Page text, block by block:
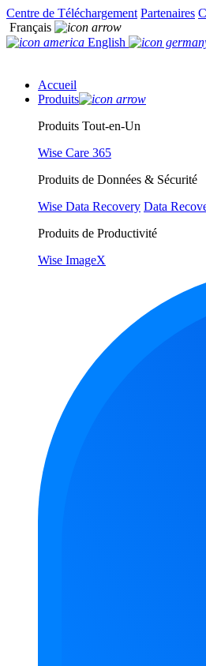
Centre de Téléchargement Partenaires
Français
English
Accueil
Produits
Produits Tout-en-Un
Wise Care 365
Produits de Données & Sécurité
Wise Data Recovery Data
Produits de Productivité
Wise ImageX